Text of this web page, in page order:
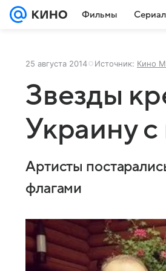
Фильмы
25 августа 2014 Источник: Кино
Звезды
Украину
Артисты
флагами